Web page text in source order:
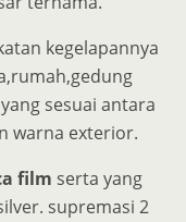
kegelapannya
sesuai antara
warna exterior.
film serta yang
supremasi 2